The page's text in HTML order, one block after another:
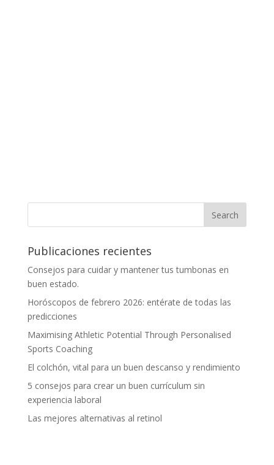
Publicaciones recientes
Consejos para cuidar y mantener tus tumbonas en
buen estado.
Horóscopos de febrero 2026: entérate de todas las
predicciones
Maximising Athletic Potential Through Personalised
Sports Coaching
El colchón, vital para un buen descanso y rendimiento
5 consejos para crear un buen currículum sin
experiencia laboral
Las mejores alternativas al retinol